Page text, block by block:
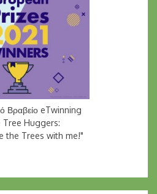
Βραβείο eTwinning
Tree Huggers:
the Trees with me!"